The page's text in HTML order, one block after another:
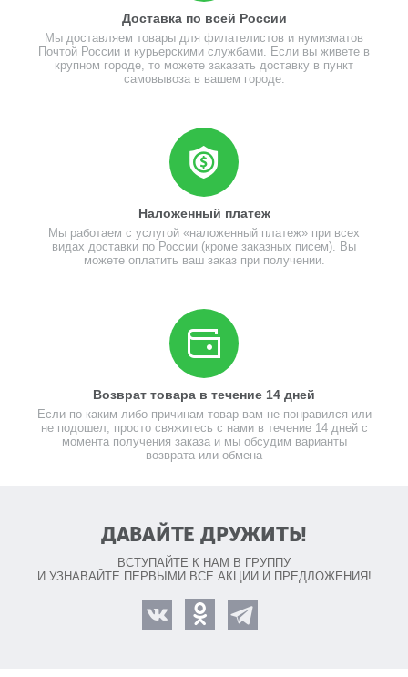
Доставка по всей России
Мы доставляем товары для филателистов и нумизматов
Почтой России и курьерскими службами. Если вы живете в
крупном городе, то можете заказать доставку в пункт
самовывоза в вашем городе.
Наложенный платеж
Мы работаем с услугой «наложенный платеж» при всех
видах доставки по России (кроме заказных писем). Вы
можете оплатить ваш заказ при получении.
Возврат товара в течение 14 дней
Если по каким-либо причинам товар вам не понравился или
не подошел, просто свяжитесь с нами в течение 14 дней с
момента получения заказа и мы обсудим варианты
возврата или обмена
ДАВАЙТЕ ДРУЖИТЬ!
ВСТУПАЙТЕ К НАМ В ГРУППУ
И УЗНАВАЙТЕ ПЕРВЫМИ ВСЕ АКЦИИ И ПРЕДЛОЖЕНИЯ!